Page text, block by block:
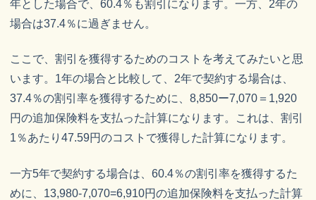
年とした場合で、60.4％も割引になります。一方、2年の
場合は37.4％に過ぎません。
ここで、割引を獲得するためのコストを考えてみたいと思
います。1年の場合と比較して、2年で契約する場合は、
37.4％の割引率を獲得するために、8,850ー7,070＝1,920
円の追加保険料を支払った計算になります。これは、割引
1％あたり47.59円のコストで獲得した計算になります。
一方5年で契約する場合は、60.4％の割引率を獲得するた
めに、13,980-7,070=6,910円の追加保険料を支払った計算